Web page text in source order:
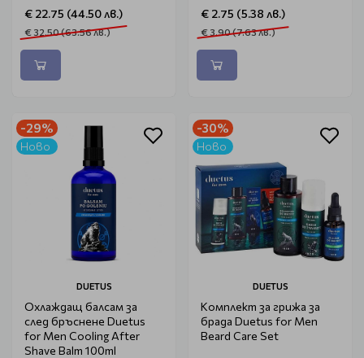
€ 22.75 (44.50 лв.)
€ 32.50 (63.56 лв.)
€ 2.75 (5.38 лв.)
€ 3.90 (7.63 лв.)
-29%
Ново
DUETUS
Охлаждащ балсам за
след бръснене Duetus
for Men Cooling After
Shave Balm 100ml
-30%
Ново
DUETUS
Комплект за грижа за
брада Duetus for Men
Beard Care Set